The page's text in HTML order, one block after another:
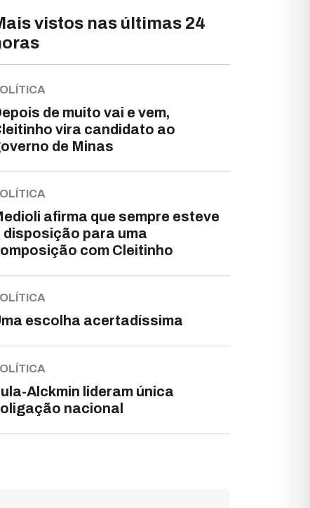
vistos nas últimas 24
de muito vai e vem,
vira candidato ao
de Minas
afirma que sempre esteve
disposição para uma
com Cleitinho
escolha acertadíssima
Alckmin lideram única
nacional